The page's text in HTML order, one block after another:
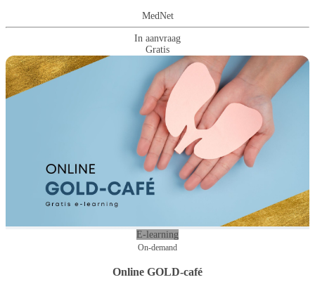
MedNet
In aanvraag
Gratis
E-learning
On-demand
Online GOLD-café